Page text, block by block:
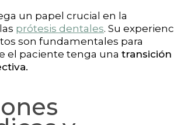
un papel crucial en la
prótesis dentales. Su
son fundamentales para
el paciente tenga una transición